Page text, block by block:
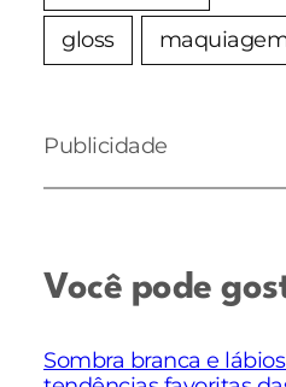
gloss
Publicidade
Você pode
Sombra branca e